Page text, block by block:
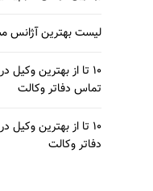
لیست بهترین آژانس
10 تا از بهترین
تماس دفاتر وکالت
10 تا از بهترین
دفاتر وکالت